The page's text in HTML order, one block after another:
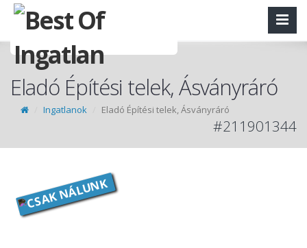
Eladó Építési telek, Ásványráró
Ingatlanok Eladó Építési telek, Ásványráró
#211901344